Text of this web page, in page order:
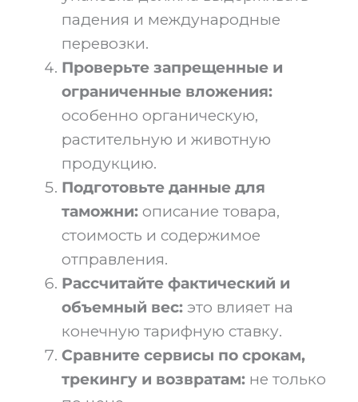
падения и международные
перевозки.
Проверьте запрещенные и
ограниченные вложения:
особенно органическую,
растительную и животную
продукцию.
Подготовьте данные для
таможни: описание товара,
стоимость и содержимое
отправления.
Рассчитайте фактический и
объемный вес: это влияет на
конечную тарифную ставку.
Сравните сервисы по срокам,
трекингу и возвратам: не только